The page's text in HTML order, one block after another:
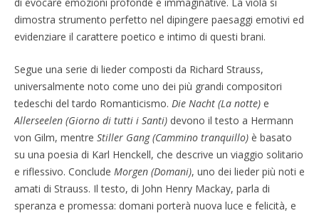
dimostra strumento perfetto nel dipingere paesaggi emotivi ed
evidenziare il carattere poetico e intimo di questi brani.
Segue una serie di lieder composti da Richard Strauss,
universalmente noto come uno dei più grandi compositori
tedeschi del tardo Romanticismo. Die Nacht (La notte)e
Allerseelen (Giorno di tutti i Santi)devono il testo a Hermann
von Gilm, mentre Stiller Gang (Cammino tranquillo)è basato
su una poesia di Karl Henckell, che descrive un viaggio solitario
e riflessivo. Conclude Morgen (Domani), uno dei lieder più noti e
amati di Strauss. Il testo, di John Henry Mackay, parla di
speranza e promessa: domani porterà nuova luce e felicità, e